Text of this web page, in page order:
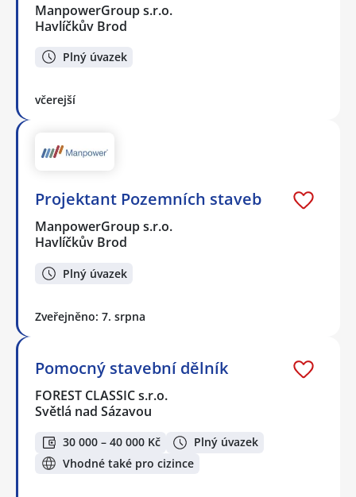
ManpowerGroup s.r.o.
Havlíčkův Brod
Plný úvazek
včerejší
Projektant Pozemních staveb
ManpowerGroup s.r.o.
Havlíčkův Brod
Plný úvazek
Zveřejněno: 7. srpna
Pomocný stavební dělník
FOREST CLASSIC s.r.o.
Světlá nad Sázavou
30 000 – 40 000 Kč
Plný úvazek
Vhodné také pro cizince